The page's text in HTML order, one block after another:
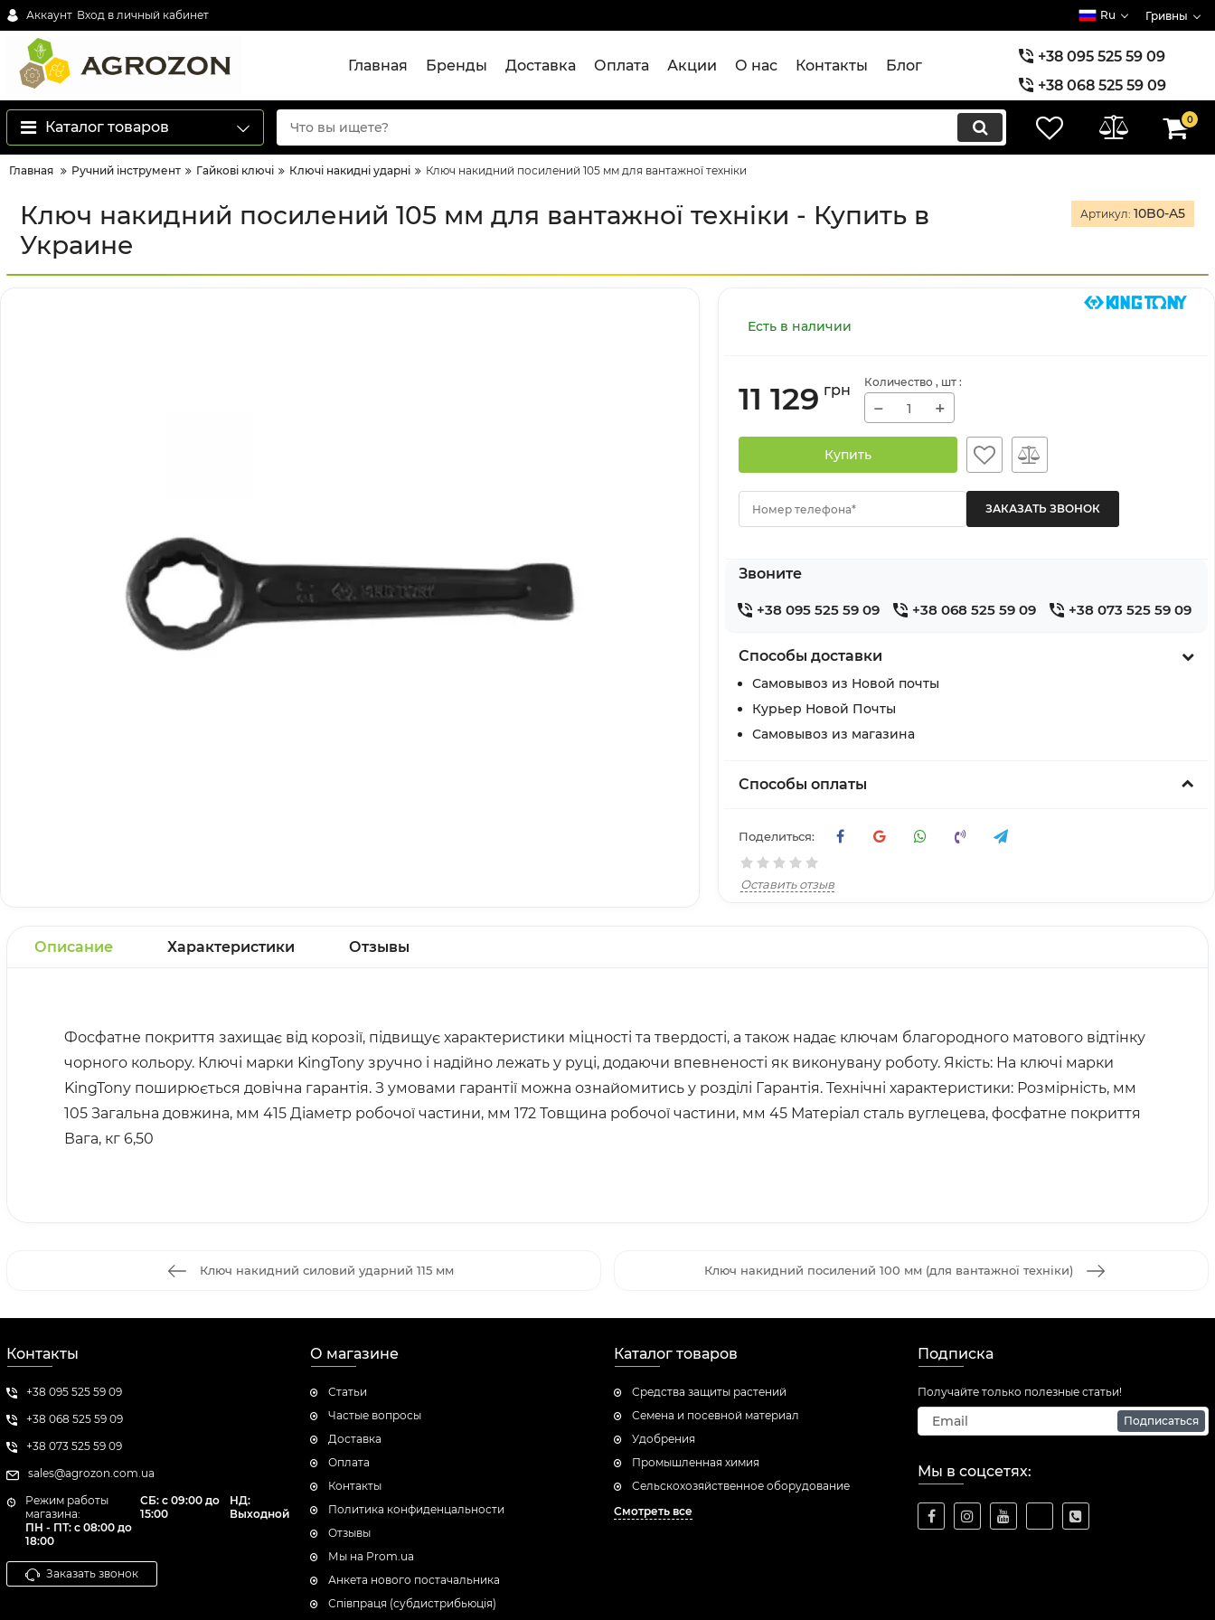
Аккаунт Вход в личный кабинет Ru Гривны
Главная Бренды Доставка Оплата Акции О нас Контакты Блог
+38 095 525 59 09
+38 068 525 59 09
+38 073 525 59 09
Каталог товаров 0
Главная Ручний інструмент Гайкові ключі Ключі накидні ударні Ключ накидний посилений 105 мм для вантажної техніки
Ключ накидний посилений 105 мм для вантажної техніки - Купить в
Украине
Артикул: 10B0-A5
Есть в наличии
11 129 грн Количество , шт :
− +
Купить
Номер телефона*
Звоните
+38 095 525 59 09 +38 068 525 59 09 +38 073 525 59 09
Способы доставки
Самовывоз из Новой почты
Курьер Новой Почты
Самовывоз из магазина
Способы оплаты
Поделиться:
Оставить отзыв
Описание Характеристики Отзывы
Фосфатне покриття захищає від корозії, підвищує характеристики міцності та твердості, а також надає ключам благородного матового відтінку
чорного кольору. Ключі марки KingTony зручно і надійно лежать у руці, додаючи впевненості як виконувану роботу. Якість: На ключі марки
KingTony поширюється довічна гарантія. З умовами гарантії можна ознайомитись у розділі Гарантія. Технічні характеристики: Розмірність, мм
105 Загальна довжина, мм 415 Діаметр робочої частини, мм 172 Товщина робочої частини, мм 45 Матеріал сталь вуглецева, фосфатне покриття
Вага, кг 6,50
Ключ накидний силовий ударний 115 мм Ключ накидний посилений 100 мм (для вантажної техніки)
Контакты
+38 095 525 59 09
+38 068 525 59 09
+38 073 525 59 09
sales@agrozon.com.ua
Режим работы
магазина:
ПН - ПТ: с 08:00 до
18:00
СБ: с 09:00 до
15:00
НД:
Выходной
Заказать звонок
О магазине
Статьи
Частые вопросы
Доставка
Оплата
Контакты
Политика конфиденцальности
Отзывы
Мы на Prom.ua
Анкета нового постачальника
Співпраця (субдистрибьюція)
Каталог товаров
Средства защиты растений
Семена и посевной материал
Удобрения
Промышленная химия
Сельскохозяйственное оборудование
Смотреть все
Подписка
Получайте только полезные статьи!
Подписаться
Мы в соцсетях: